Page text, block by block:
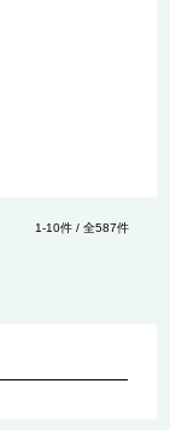
1-10件 / 全587件